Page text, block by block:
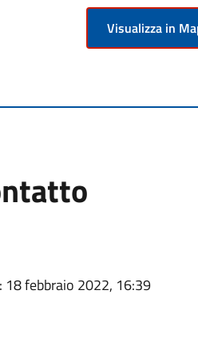
Visualizza in
: 18 febbraio 2022, 16:39